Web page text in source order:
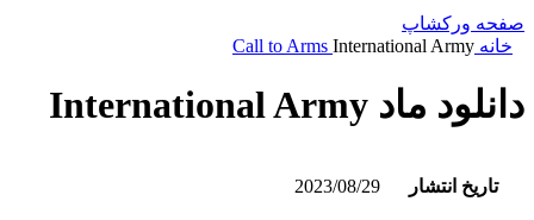
صفحه ورکشاپ
خانه
Call to Arms International Army
دانلود ماد International Army
تاریخ انتشار 2023/08/29